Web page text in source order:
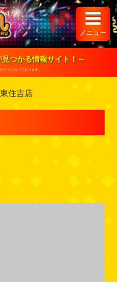
メニュー
つかる情報サイト！～
イトとなっております。
住吉店